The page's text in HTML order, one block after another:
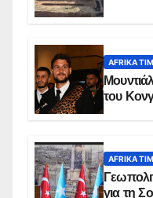
AFRIKA
του
AFRIKA
για τη